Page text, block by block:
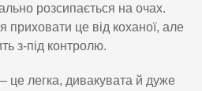
розсипається на очах.
приховати це від коханої, але
з-під контролю.
легка, дивакувата й дуже